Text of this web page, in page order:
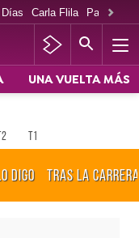
Carla Flila Paco
UNA VUELTA MÁS
T1
DIGO TRAS LA CARRERA